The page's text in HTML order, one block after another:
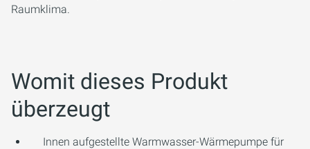
Raumklima.
Womit dieses Produkt
überzeugt
Innen aufgestellte Warmwasser-Wärmepumpe für